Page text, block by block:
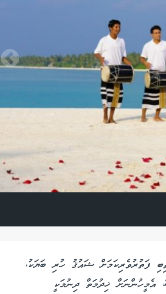
އަހަރުއެވެ. ރާއްޖޭގައި ތިބި ފަތުރުވެރިކަމަށް ޝައުޤު ހުރި ބަޔަކު،
އެމީހުންނަށް ޚިދުމަތް ދިނުމަކީ